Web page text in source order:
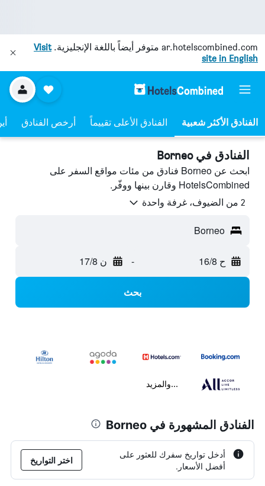
ar.hotelscombined.com متوفر أيضاً باللغة الإنجليزية.Visit
site in English
الفنادق الأعلى تقييماً أرخص الفنادق
الفنادق في Borneo
ابحث عن Borneo فنادق من مئات مواقع السفر على
HotelsCombined وقارن بينها ووفّر.
2 من الضيوف، غرفة واحدة
Borneo
ح 16/8 - ن 17/8
بحث
...والمزيد
الفنادق المشهورة في Borneo
أدخل تواريخ سفرك للعثور على
أفضل الأسعار.
اختر التواريخ